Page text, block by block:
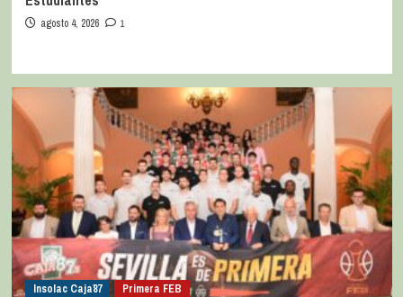
agosto 4, 2026 1
Insolac Caja´87 Primera FEB